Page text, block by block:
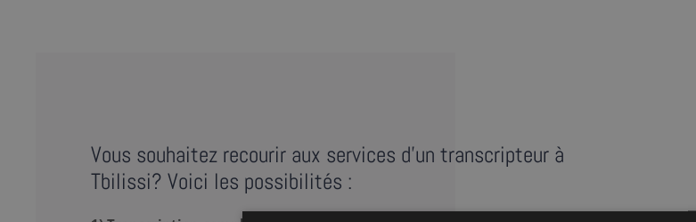
Vous souhaitez recourir aux services d'un transcripteur à
Tbilissi? Voici les possibilités :